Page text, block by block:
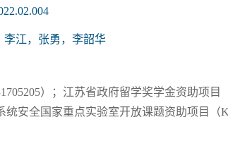
李江，张勇，李韶华
）；江苏省政府留学奖学金资助项目
安全国家重点实验室开放课题资助项目（